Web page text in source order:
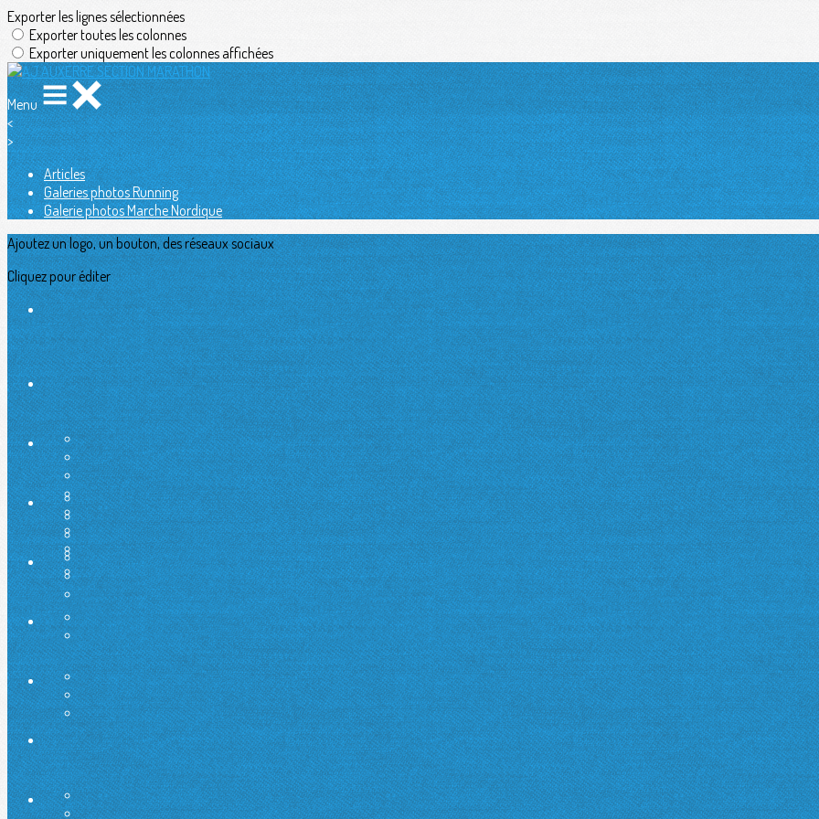
Exporter les lignes sélectionnées
Exporter toutes les colonnes
Exporter uniquement les colonnes affichées
Menu
<
>
Articles
Galeries photos Running
Galerie photos Marche Nordique
Ajoutez un logo, un bouton, des réseaux sociaux
Cliquez pour éditer